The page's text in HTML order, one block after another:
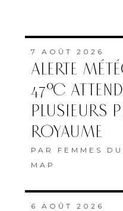
7 AOÛT 2026
ALERTE
47°C
PLUSIEURS
ROYAUME
PAR FEMMES
MAP
6 AOÛT 2026